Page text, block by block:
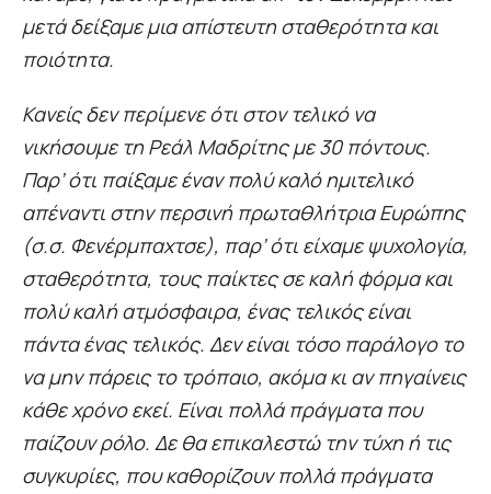
μετά δείξαμε μια απίστευτη σταθερότητα και
ποιότητα.
Κανείς δεν περίμενε ότι στον τελικό να
νικήσουμε τη Ρεάλ Μαδρίτης με 30 πόντους.
Παρ’ ότι παίξαμε έναν πολύ καλό ημιτελικό
απέναντι στην περσινή πρωταθλήτρια Ευρώπης
(σ.σ. Φενέρμπαχτσε), παρ’ ότι είχαμε ψυχολογία,
σταθερότητα, τους παίκτες σε καλή φόρμα και
πολύ καλή ατμόσφαιρα, ένας τελικός είναι
πάντα ένας τελικός. Δεν είναι τόσο παράλογο το
να μην πάρεις το τρόπαιο, ακόμα κι αν πηγαίνεις
κάθε χρόνο εκεί. Είναι πολλά πράγματα που
παίζουν ρόλο. Δε θα επικαλεστώ την τύχη ή τις
συγκυρίες, που καθορίζουν πολλά πράγματα